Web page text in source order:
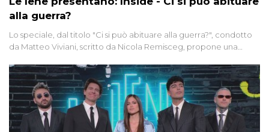
alla guerra?
Lo speciale, dal titolo "Ci si può abituare alla guerra?", condotto
da Matteo Viviani, scritto da Nicola Remisceg, propone una
di settore - su quanto la guerra sia diventata una realtà pervasiva.
Anche se l'Italia non è direttamente coinvolta in conflitti armati, il
contesto globale rende impossibile considerarla un fenomeno
lontano.